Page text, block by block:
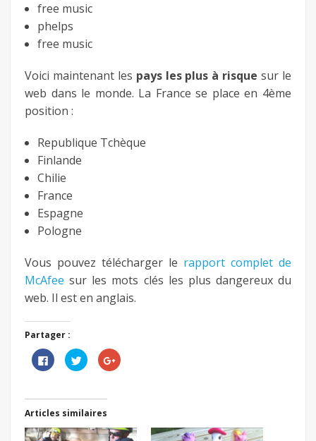
free music
phelps
free music
Voici maintenant les pays les plus à risque sur le
web dans le monde. La France se place en 4ème
position :
Republique Tchèque
Finlande
Chilie
France
Espagne
Pologne
Vous pouvez télécharger le rapport complet de
McAfee sur les mots clés les plus dangereux du
web. Il est en anglais.
Partager :
Cliquez
pour
partager
dans
nouvelle
fenêtre)
Cliquez
pour
partager
dans
une
nouvelle
fenêtre)
Cliquez
pour
nouvelle
fenêtre)
Articles similaires